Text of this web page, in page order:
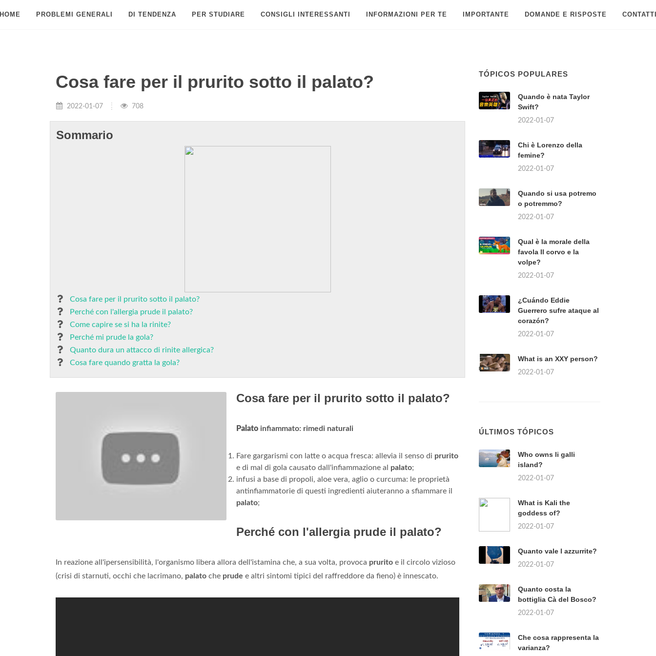
PROBLEMI GENERALI DI TENDENZA PER STUDIARE CONSIGLI INTERESSANTI INFORMAZIONI PER TE IMPORTANTE DOMANDE E RISPOSTE
Cosa fare per il prurito sotto il palato?
2022-01-07 708
Sommario
Cosa fare per il prurito sotto il palato?
Perché con l'allergia prude il palato?
Come capire se si ha la rinite?
Perché mi prude la gola?
Quanto dura un attacco di rinite allergica?
Cosa fare quando gratta la gola?
Cosa fare per il prurito sotto il palato?
Palato infiammato: rimedi naturali
Fare gargarismi con latte o acqua fresca: allevia il senso di prurito
e di mal di gola causato dall'infiammazione al palato;
infusi a base di propoli, aloe vera, aglio o curcuma: le proprietà
antinfiammatorie di questi ingredienti aiuteranno a sfiammare il
palato;
Perché con l'allergia prude il palato?
In reazione all'ipersensibilità, l'organismo libera allora dell'istamina che, a sua volta, provoca prurito e il circolo vizioso
(crisi di starnuti, occhi che lacrimano, palato che prude e altri sintomi tipici del raffreddore da fieno) è innescato.
TÓPICOS POPULARES
Quando è nata Taylor
Swift?
2022-01-07
Chi è Lorenzo della
femine?
2022-01-07
Quando si usa potremo
o potremmo?
2022-01-07
Qual è la morale della
favola Il corvo e la
volpe?
2022-01-07
¿Cuándo Eddie
Guerrero sufre ataque al
corazón?
2022-01-07
What is an XXY person?
2022-01-07
ÚLTIMOS TÓPICOS
Who owns li galli
island?
2022-01-07
What is Kali the
goddess of?
2022-01-07
Quanto vale l azzurrite?
2022-01-07
Quanto costa la
bottiglia Cà del Bosco?
2022-01-07
Che cosa rappresenta la
varianza?